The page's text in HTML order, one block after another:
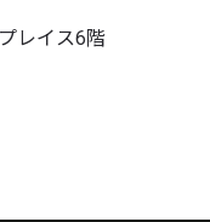
レイス6階